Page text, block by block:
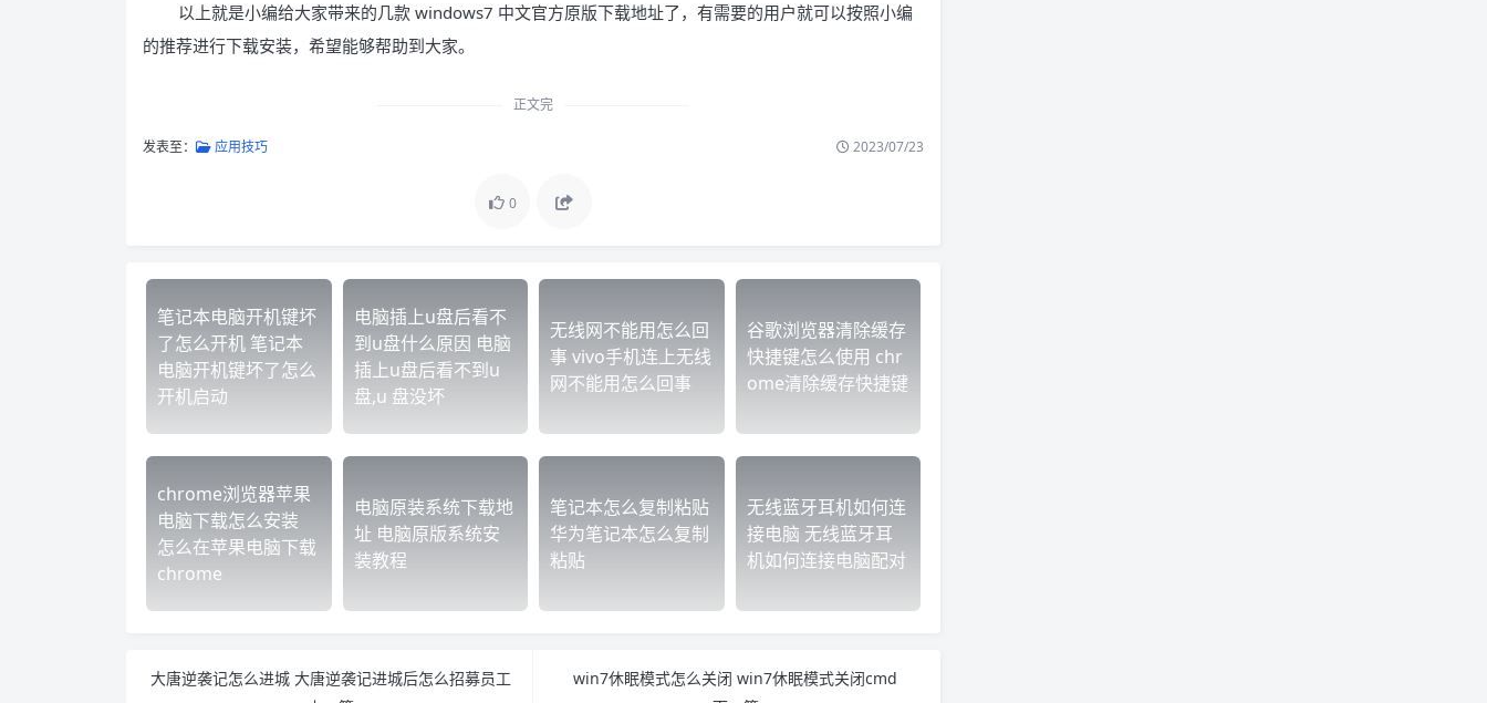
以上就是小编给大家带来的几款 windows7 中文官方原版下载地址了，有需要的用户就可以按照小编
的推荐进行下载安装，希望能够帮助到大家。
正文完
发表至： 应用技巧 2023/07/23
0
笔记本电脑开机键坏
了怎么开机 笔记本
电脑开机键坏了怎么
开机启动
电脑插上u盘后看不
到u盘什么原因 电脑
插上u盘后看不到u
盘,u 盘没坏
无线网不能用怎么回
事 vivo手机连上无线
网不能用怎么回事
谷歌浏览器清除缓存
快捷键怎么使用 chr
ome清除缓存快捷键
chrome浏览器苹果
电脑下载怎么安装
怎么在苹果电脑下载
chrome
电脑原装系统下载地
址 电脑原版系统安
装教程
笔记本怎么复制粘贴
华为笔记本怎么复制
粘贴
无线蓝牙耳机如何连
接电脑 无线蓝牙耳
机如何连接电脑配对
大唐逆袭记怎么进城 大唐逆袭记进城后怎么招募员工
win7休眠模式怎么关闭 win7休眠模式关闭cmd